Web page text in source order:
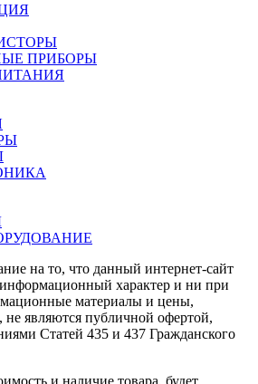
ПРИБОРЫ
на то, что данный интернет-сайт
характер и ни при
материалы и цены,
не являются публичной офертой,
Статей 435 и 437 Гражданского
и наличие товара, будет